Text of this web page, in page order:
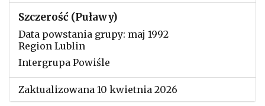
Szczerość (Puławy)
Data powstania grupy: maj 1992
Region Lublin
Intergrupa Powiśle
Zaktualizowana 10 kwietnia 2026